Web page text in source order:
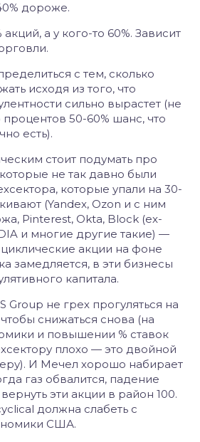
дороже.
акций, а у кого-то 60%. Зависит
с тем, сколько
исходя из того, что
сильно вырастет (не
процентов 50-60% шанс, что
есть).
стоит подумать про
не так давно были
которые упали на 30-
(Yandex, Ozon и с ним
Pinterest, Okta, Block (ex-
и многие другие такие) —
акции на фоне
замедляется, в эти бизнесы
капитала.
Group не грех прогуляться на
снижаться снова (на
и повышении % ставок
плохо — это двойной
И Мечел хорошо набирает
газ обвалится, падение
эти акции в район 100.
должна слабеть с
США.